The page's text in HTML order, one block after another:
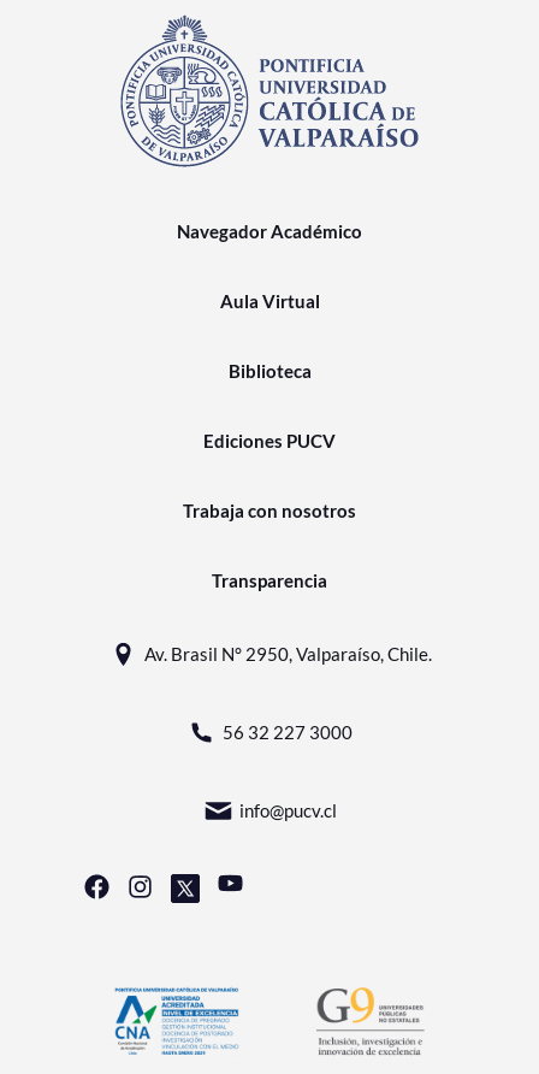
Navegador Académico
Aula Virtual
Biblioteca
Ediciones PUCV
Trabaja con nosotros
Transparencia
Av. Brasil N° 2950, Valparaíso, Chile.
56 32 227 3000
info@pucv.cl